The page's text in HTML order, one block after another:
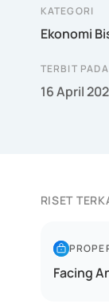
KATEGORI
Ekonomi
TERBIT PADA
16 April
RISET
Facing